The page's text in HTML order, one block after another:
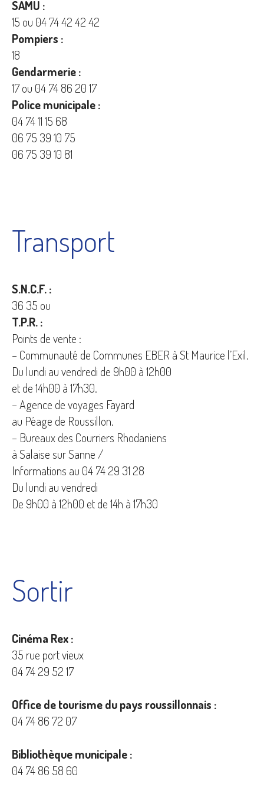
SAMU :
15 ou 04 74 42 42 42
Pompiers :
18
Gendarmerie :
17 ou 04 74 86 20 17
Police municipale :
04 74 11 15 68
06 75 39 10 75
06 75 39 10 81
Transport
S.N.C.F. :
36 35 ou
T.P.R. :
Points de vente :
– Communauté de Communes EBER à St Maurice l’Exil.
Du lundi au vendredi de 9h00 à 12h00
et de 14h00 à 17h30.
– Agence de voyages Fayard
au Péage de Roussillon.
– Bureaux des Courriers Rhodaniens
à Salaise sur Sanne /
Informations au 04 74 29 31 28
Du lundi au vendredi
De 9h00 à 12h00 et de 14h à 17h30
Sortir
Cinéma Rex :
35 rue port vieux
04 74 29 52 17
Office de tourisme du pays roussillonnais :
04 74 86 72 07
Bibliothèque municipale :
04 74 86 58 60